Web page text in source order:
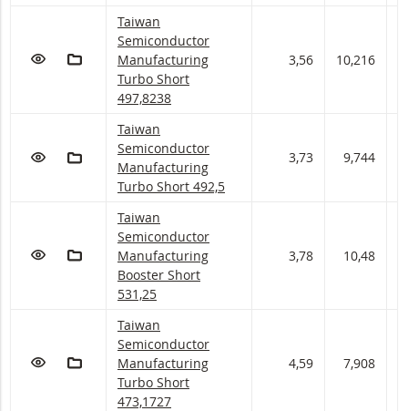
VOEG TOE AAN WATCHLIST
AAN PORTFOLIO TOEVOEGEN
Taiwan Semiconductor Manufacturing Turbo
Taiwan
Semiconductor
Manufacturing
Turbo Short
497,8238
3,56 10,216
VOEG TOE AAN WATCHLIST
AAN PORTFOLIO TOEVOEGEN
Taiwan Semiconductor Manufacturing Turbo
Taiwan
Semiconductor
Manufacturing
Turbo Short 492,5
3,73 9,744
VOEG TOE AAN WATCHLIST
AAN PORTFOLIO TOEVOEGEN
Taiwan Semiconductor Manufacturing Booster
Taiwan
Semiconductor
Manufacturing
Booster Short
531,25
3,78 10,48
VOEG TOE AAN WATCHLIST
AAN PORTFOLIO TOEVOEGEN
Taiwan Semiconductor Manufacturing Turbo
Taiwan
Semiconductor
Manufacturing
Turbo Short
473,1727
4,59 7,908